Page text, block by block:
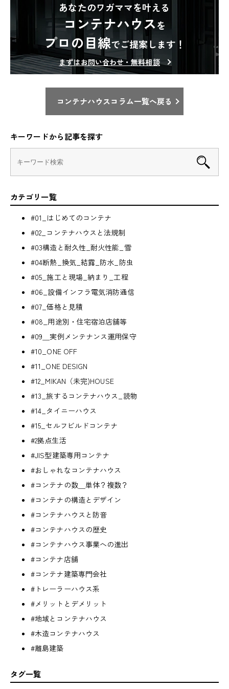
あなたのワガママを叶える
コンテナハウスを
プロの目線でご提案します！
まずはお問い合わせ・無料相談
コンテナハウスコラム一覧へ戻る
キーワードから記事を探す
カテゴリ一覧
#01_はじめてのコンテナ
#02_コンテナハウスと法規制
#03構造と耐久性_耐火性能_雪
#04断熱_換気_結露_防水_防虫
#05_施工と現場_納まり_工程
#06_設備インフラ電気消防通信
#07_価格と見積
#08_用途別・住宅宿泊店舗等
#09＿実例メンテナンス運用保守
#10_ONE OFF
#11_ONE DESIGN
#12_MIKAN（未完)HOUSE
#13_旅するコンテナハウス_読物
#14_タイニーハウス
#15_セルフビルドコンテナ
#2拠点生活
#JIS型建築専用コンテナ
#おしゃれなコンテナハウス
#コンテナの数＿単体？複数？
#コンテナの構造とデザイン
#コンテナハウスと防音
#コンテナハウスの歴史
#コンテナハウス事業への進出
#コンテナ店舗
#コンテナ建築専門会社
#トレーラーハウス系
#メリットとデメリット
#地域とコンテナハウス
#木造コンテナハウス
#離島建築
タグ一覧